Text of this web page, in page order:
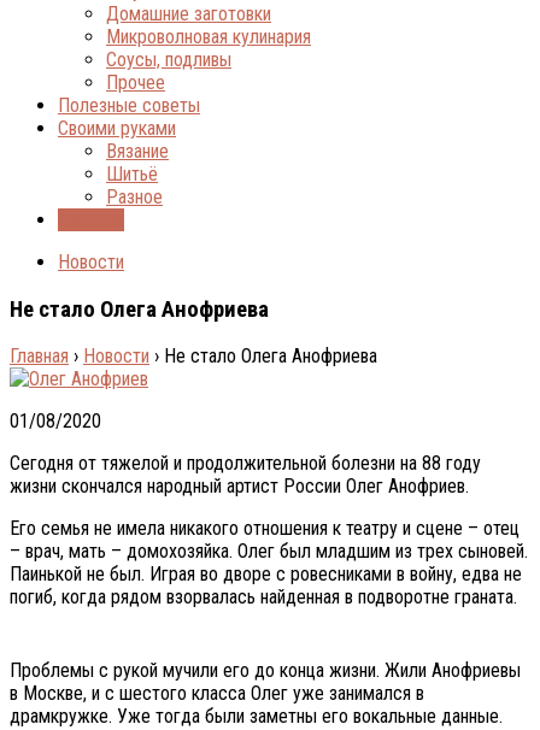
Домашние заготовки
Микроволновая кулинария
Соусы, подливы
Прочее
Полезные советы
Своими руками
Вязание
Шитьё
Разное
Новости
Не стало Олега Анофриева
Главная › Новости › Не стало Олега Анофриева
01/08/2020
Сегодня от тяжелой и продолжительной болезни на 88 году
жизни скончался народный артист России Олег Анофриев.
Его семья не имела никакого отношения к театру и сцене – отец
– врач, мать – домохозяйка. Олег был младшим из трех сыновей.
Паинькой не был. Играя во дворе с ровесниками в войну, едва не
погиб, когда рядом взорвалась найденная в подворотне граната.
Проблемы с рукой мучили его до конца жизни. Жили Анофриевы
в Москве, и с шестого класса Олег уже занимался в
драмкружке. Уже тогда были заметны его вокальные данные.